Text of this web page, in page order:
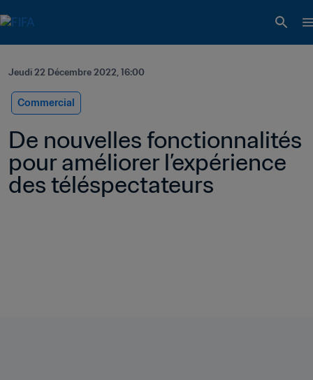
Jeudi 22 Décembre 2022, 16:00
Commercial
De nouvelles fonctionnalités
pour améliorer l’expérience
des téléspectateurs